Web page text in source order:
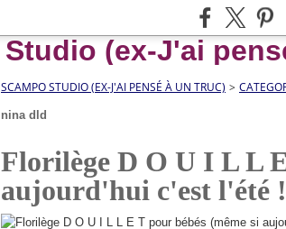
SCAMPO STUDIO (EX-J'AI PENSÉ À UN TRUC) >
nina dld
Florilège D O U I L L
aujourd'hui c'est l'été